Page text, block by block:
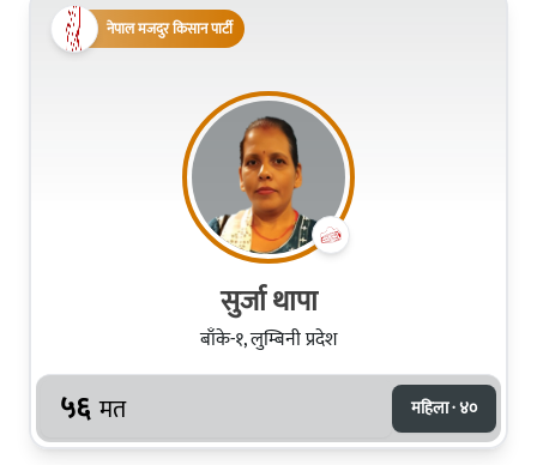
नेपाल मजदुर किसान पार्टी
सुर्जा थापा
बाँके-१, लुम्बिनी प्रदेश
५६ मत महिला · ४०